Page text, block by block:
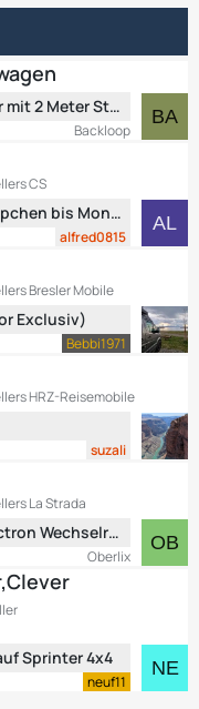
"Mercedes-Camper für alle Fälle"
Backloop
CS
bis Mondpreis.
alfred0815
Bresler Mobile
Exclusiv)
Bebbi1971
HRZ-Reisemobile
suzali
La Strada
Wechselrichter
Oberlix
Sprinter 4x4
neuf11